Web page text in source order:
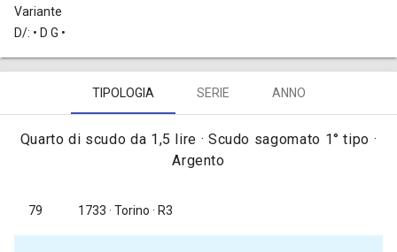
Variante
D/: • D G •
TIPOLOGIA SERIE ANNO
Quarto di scudo da 1,5 lire · Scudo sagomato 1° tipo ·
Argento
79 1733 · Torino · R3